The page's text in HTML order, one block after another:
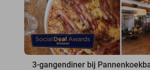
3-gangendiner bij